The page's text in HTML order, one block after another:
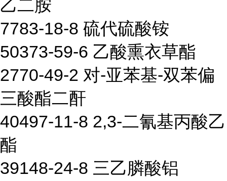
乙二胺
7783-18-8 硫代硫酸铵
50373-59-6 乙酸熏衣草酯
2770-49-2 对-亚苯基-双苯偏
三酸酯二酐
40497-11-8 2,3-二氰基丙酸乙
酯
39148-24-8 三乙膦酸铝